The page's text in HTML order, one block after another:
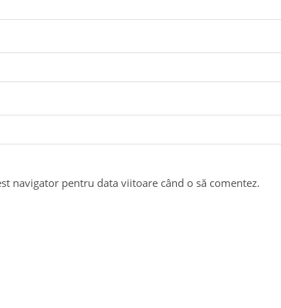
navigator pentru data viitoare când o să comentez.